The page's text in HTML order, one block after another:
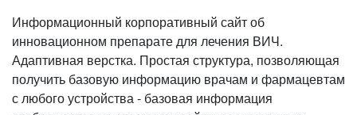
Информационный корпоративный сайт об
инновационном препарате для лечения ВИЧ.
Адаптивная верстка. Простая структура, позволяющая
получить базовую информацию врачам и фармацевтам
с любого устройства - базовая информация